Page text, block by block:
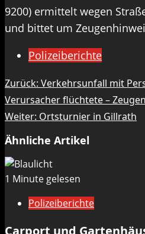
9200) ermittelt wegen
und bittet um
Polizeiberichte
Zurück: Verkehrsunfall mit
Verursacher flüchtete –
Weiter: Ortsturnier in Gillrath
Ähnliche Artikel
1 Minute gelesen
Polizeiberichte